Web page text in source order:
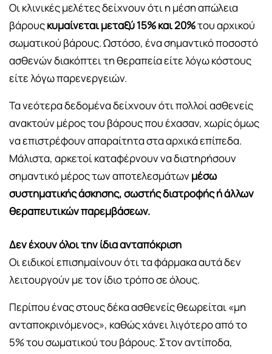
Οι κλινικές μελέτες δείχνουν ότι η μέση απώλεια
βάρουςκυμαίνεται μεταξύ 15% και 20%του αρχικού
σωματικού βάρους. Ωστόσο, ένα σημαντικό ποσοστό
ασθενών διακόπτει τη θεραπεία είτε λόγω κόστους
είτε λόγω παρενεργειών.
Τα νεότερα δεδομένα δείχνουν ότι πολλοί ασθενείς
ανακτούν μέρος του βάρους που έχασαν, χωρίς όμως
να επιστρέφουν απαραίτητα στα αρχικά επίπεδα.
Μάλιστα, αρκετοί καταφέρνουν να διατηρήσουν
σημαντικό μέρος των αποτελεσμάτων μέσω
συστηματικής άσκησης, σωστής διατροφής ή άλλων
θεραπευτικών παρεμβάσεων.
Δεν έχουν όλοι την ίδια ανταπόκριση
Οι ειδικοί επισημαίνουν ότι τα φάρμακα αυτά δεν
λειτουργούν με τον ίδιο τρόπο σε όλους.
Περίπου ένας στους δέκα ασθενείς θεωρείται «μη
ανταποκρινόμενος», καθώς χάνει λιγότερο από το
5% του σωματικού του βάρους. Στον αντίποδα,